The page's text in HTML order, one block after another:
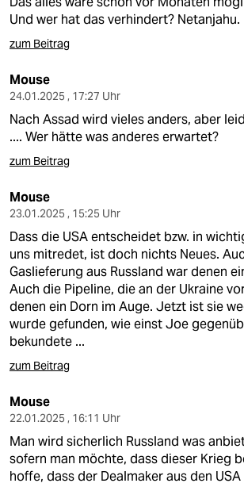
Und wer hat das verhindert? Netanjahu.
zum Beitrag
Mouse
24.01.2025 , 17:27 Uhr
Nach Assad wird vieles anders, aber
.... Wer hätte was anderes erwartet?
zum Beitrag
Mouse
23.01.2025 , 15:25 Uhr
Dass die USA entscheidet bzw. in
uns mitredet, ist doch nichts Neues.
Gaslieferung aus Russland war denen
Auch die Pipeline, die an der Ukraine
denen ein Dorn im Auge. Jetzt ist sie
wurde gefunden, wie einst Joe
bekundete ...
zum Beitrag
Mouse
22.01.2025 , 16:11 Uhr
Man wird sicherlich Russland was
sofern man möchte, dass dieser Krieg
hoffe, dass der Dealmaker aus den